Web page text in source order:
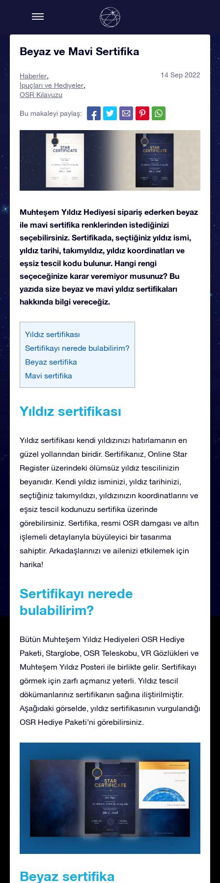
Beyaz ve Mavi Sertifika
Haberler
İpuçları ve Hediyeler
OSR Kılavuzu
14 Sep 2022
Bu makaleyi paylaş:
Muhteşem Yıldız Hediyesi sipariş ederken beyaz
ile mavi sertifika renklerinden istediğinizi
seçebilirsiniz. Sertifikada, seçtiğiniz yıldız ismi,
yıldız tarihi, takımyıldız, yıldız koordinatları ve
eşsiz tescil kodu bulunur. Hangi rengi
seçeceğinize karar veremiyor musunuz? Bu
yazıda size beyaz ve mavi yıldız sertifikaları
hakkında bilgi vereceğiz.
Yıldız sertifikası
Sertifikayı nerede bulabilirim?
Beyaz sertifika
Mavi sertifika
Yıldız sertifikası
Yıldız sertifikası kendi yıldızınızı hatırlamanın en
güzel yollarından biridir. Sertifikanız, Online Star
Register üzerindeki ölümsüz yıldız tescilinizin
beyanıdır. Kendi yıldız isminizi, yıldız tarihinizi,
seçtiğiniz takımyıldızı, yıldızınızın koordinatlarını ve
eşsiz tescil kodunuzu sertifika üzerinde
görebilirsiniz. Sertifika, resmi OSR damgası ve altın
işlemeli detaylarıyla büyüleyici bir tasarıma
sahiptir. Arkadaşlarınızı ve ailenizi etkilemek için
harika!
Sertifikayı nerede
bulabilirim?
Bütün Muhteşem Yıldız Hediyeleri OSR Hediye
Paketi, Starglobe, OSR Teleskobu, VR Gözlükleri ve
Muhteşem Yıldız Posteri ile birlikte gelir. Sertifikayı
görmek için zarfı açmanız yeterli. Yıldız tescil
dökümanlarınız sertifikanın sağına iliştirilmiştir.
Aşağıdaki görselde, yıldız sertifikasının vurgulandığı
OSR Hediye Paketi’ni görebilirsiniz.
Beyaz sertifika